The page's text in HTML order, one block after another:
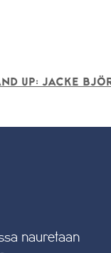
Up: Jacke
nauretaan